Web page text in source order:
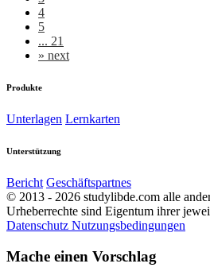
4
5
... 21
» next
Produkte
Unterlagen Lernkarten
Unterstützung
Bericht Geschäftspartnes
© 2013 - 2026 studylibde.com alle
Urheberrechte sind Eigentum ihrer
Datenschutz Nutzungsbedingungen
Mache einen Vorschlag